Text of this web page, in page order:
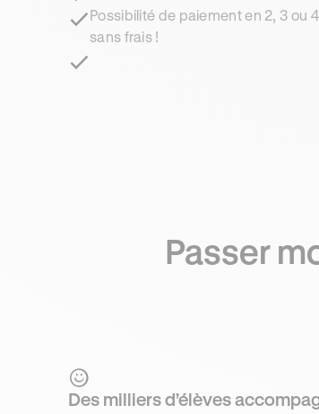
Possibilité de paiement en 2, 3 ou
sans frais !
Passer
Des milliers d’élèves